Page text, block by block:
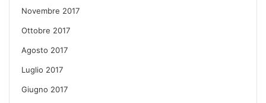
Novembre 2017
Ottobre 2017
Agosto 2017
Luglio 2017
Giugno 2017